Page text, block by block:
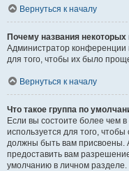
Вернуться к началу
Почему названия
Администратор конференции
для того, чтобы их было
Вернуться к началу
Что такое группа по
Если вы состоите более чем
используется для того,
должны быть вам присвоены.
предоставить вам
умолчанию в личном разделе.